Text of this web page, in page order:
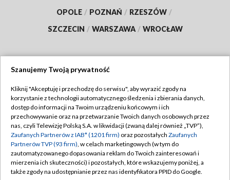
OPOLE / POZNAŃ / RZESZÓW /
SZCZECIN / WARSZAWA / WROCŁAW
TVP
Abonament TVP
Emisja w TVP
Centrum informacji TVP
Naziemna Telewizja Cyfrowa
Regulamin TVP
Polityka prywatności
Moje zgody
Pomoc
Szanujemy Twoją prywatność
Kliknij "Akceptuję i przechodzę do serwisu", aby wyrazić zgody na
korzystanie z technologii automatycznego śledzenia i zbierania danych,
dostęp do informacji na Twoim urządzeniu końcowym i ich
przechowywanie oraz na przetwarzanie Twoich danych osobowych przez
nas, czyli Telewizję Polską S.A. w likwidacji (zwaną dalej również „TVP”),
Zaufanych Partnerów z IAB* (1201 firm) oraz pozostałych Zaufanych
Partnerów TVP (93 firm), w celach marketingowych (w tym do
zautomatyzowanego dopasowania reklam do Twoich zainteresowań i
mierzenia ich skuteczności) i pozostałych, które wskazujemy poniżej, a
także zgody na udostępnianie przez nas identyfikatora PPID do Google.